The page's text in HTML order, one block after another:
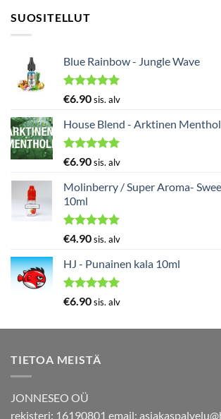
SUOSITELLUT
Blue Rainbow - Jungle Wave
Arvostelu
5.00
/ 5
€6.90sis. alv
House Blend - Arktinen
Arvostelu
5.00/ 5
€6.90sis. alv
Molinberry / Super Aroma-
10ml
Arvostelu
5.00
/ 5
€4.90sis. alv
HJ - Punainen kala 10ml
Arvostelu
€6.90sis. alv
TIETOA MEISTÄ
JONNESEO OÜ
rekisteri: 16190801 email: